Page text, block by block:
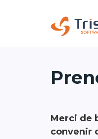
Merci de
convenir